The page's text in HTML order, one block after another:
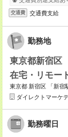
交通費 交通費支給
勤務地
東京都新宿区
在宅・リモー
東京都 新宿区 「新宿
ダイレクトマーケ
勤務曜日